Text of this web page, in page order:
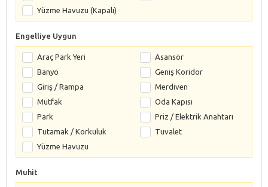
Yüzme Havuzu (Kapalı)
Engelliye Uygun
Araç Park Yeri
Asansör
Banyo
Geniş Koridor
Giriş / Rampa
Merdiven
Mutfak
Oda Kapısı
Park
Priz / Elektrik Anahtarı
Tutamak / Korkuluk
Tuvalet
Yüzme Havuzu
Muhit